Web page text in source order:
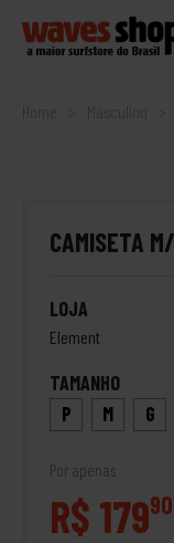
Home
CAMISETA
LOJA
Element
TAMANHO
P
M G
Por apenas
R$ 17990